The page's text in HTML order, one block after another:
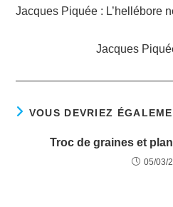
Jacques Piquée : L’hellébore
Jacques
VOUS DEVRIEZ
Troc de graines et
05/03/